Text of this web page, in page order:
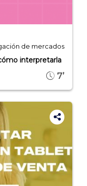
de mercados
interpretarla
7’